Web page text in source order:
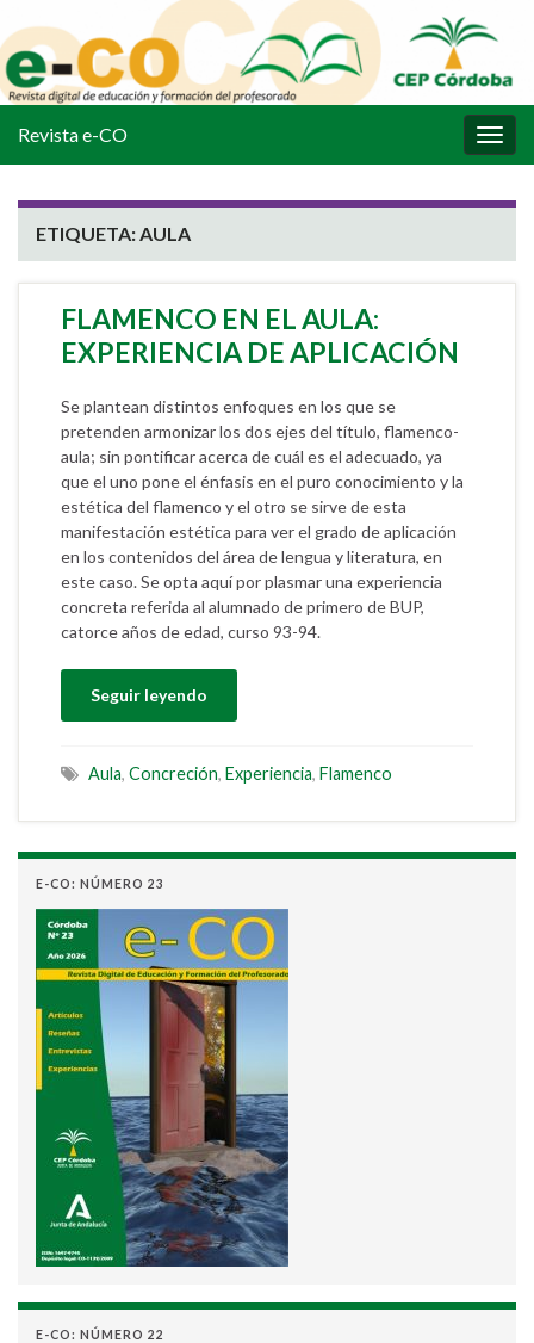
la
Revista e-CO
ETIQUETA: AULA
FLAMENCO EN EL AULA:
EXPERIENCIA DE APLICACIÓN
Se plantean distintos enfoques en los que se
pretenden armonizar los dos ejes del título, flamenco-
aula; sin pontificar acerca de cuál es el adecuado, ya
que el uno pone el énfasis en el puro conocimiento y la
estética del flamenco y el otro se sirve de esta
manifestación estética para ver el grado de aplicación
en los contenidos del área de lengua y literatura, en
este caso. Se opta aquí por plasmar una experiencia
concreta referida al alumnado de primero de BUP,
catorce años de edad, curso 93-94.
Seguir leyendo
Aula, Concreción, Experiencia, Flamenco
E-CO: NÚMERO 23
E-CO: NÚMERO 22